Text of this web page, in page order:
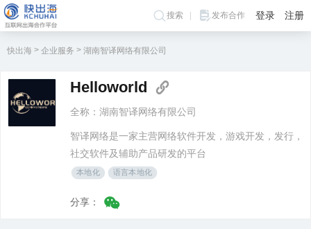
搜索 发布合作 登录 注册
快出海 > 企业服务 > 湖南智译网络有限公司
Helloworld
全称：湖南智译网络有限公司
智译网络是一家主营网络软件开发，游戏开发，发行，
社交软件及辅助产品研发的平台
本地化 语言本地化
分享：